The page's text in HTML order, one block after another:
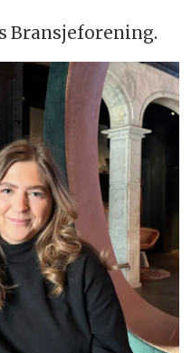
Bransjeforening.